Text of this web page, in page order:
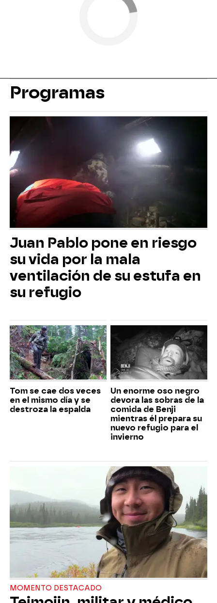
Programas
Juan Pablo pone en riesgo
su vida por la mala
ventilación de su estufa en
su refugio
Tom se cae dos veces
en el mismo día y se
destroza la espalda
Un enorme oso negro
devora las sobras de la
comida de Benji
mientras él prepara su
nuevo refugio para el
invierno
MOMENTO DESTACADO